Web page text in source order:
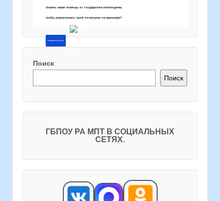
Знаете, какая помощь от государства необходима,
чтобы реализовать свой потенциал на максимум?
Напишите об этом
Поиск
Поиск
ГБПОУ РА МПТ В СОЦИАЛЬНЫХ
СЕТЯХ.